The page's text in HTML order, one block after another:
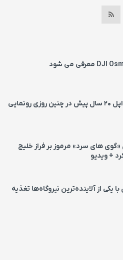
اولین مک پروی اپل ۲۰ سال پیش در چنین روزی رونمایی
«گوی های سرد» مرموز بر فراز خلیج
+ ویدیو
یکی از آلاینده‌ترین نیروگاه‌ها تغذیه